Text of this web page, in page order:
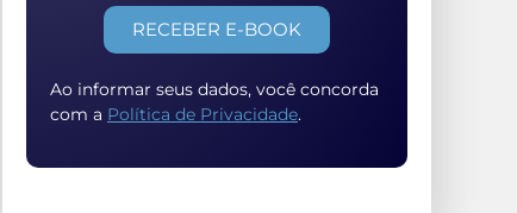
RECEBER E-BOOK
Ao informar seus dados, você concorda
com a Política de Privacidade.